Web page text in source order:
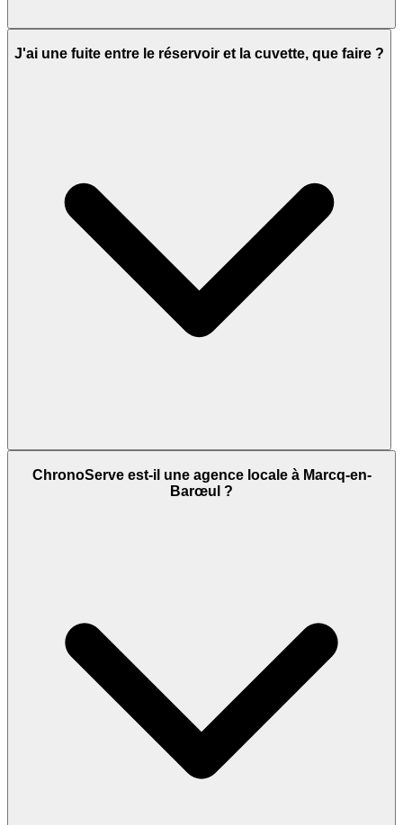
J'ai une fuite entre le réservoir et la cuvette, que faire ?
ChronoServe est-il une agence locale à Marcq-en-
Barœul ?